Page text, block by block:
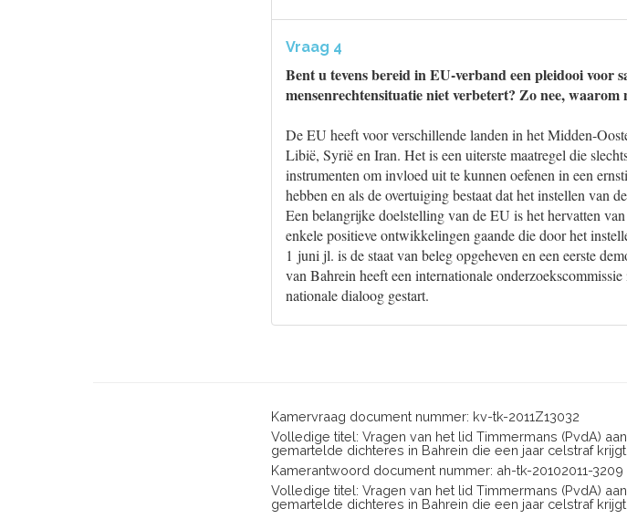
Vraag 4
Bent u tevens bereid in EU-verband een pleidooi voor
mensenrechtensituatie niet verbetert? Zo nee, waarom
De EU heeft voor verschillende landen in het Midden-
Libië, Syrië en Iran. Het is een uiterste maatregel die
instrumenten om invloed uit te kunnen oefenen in een
hebben en als de overtuiging bestaat dat het instellen van
Een belangrijke doelstelling van de EU is het hervatten
enkele positieve ontwikkelingen gaande die door het
1 juni jl. is de staat van beleg opgeheven en een eerste
van Bahrein heeft een internationale
nationale dialoog gestart.
Kamervraag document nummer: kv-tk-2011Z13032
Volledige titel: Vragen van het lid Timmermans (PvdA)
gemartelde dichteres in Bahrein die een jaar celstraf krijgt
Kamerantwoord document nummer: ah-tk-20102011-3209
Volledige titel: Vragen van het lid Timmermans (PvdA)
gemartelde dichteres in Bahrein die een jaar celstraf krijgt